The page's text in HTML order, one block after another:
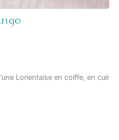
Lorientaise en coiffe, en cuir